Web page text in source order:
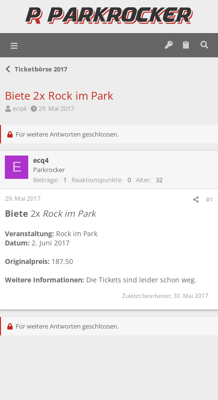
Ticketbörse 2017
Biete 2x Rock im Park
E
t
l
e
r
ecq4
E
t
l
t
a
m
29. Mai 2017
Für weitere Antworten geschlossen.
E ecq4
Parkrocker
Beiträge
1 Reaktionspunkte 0 Alter 32
29. Mai 2017 #1
Biete 2x Rock im Park
Veranstaltung: Rock im Park
Datum: 2. Juni 2017
Originalpreis: 187,50
Weitere Informationen: Die Tickets sind leider schon weg.
Zuletzt bearbeitet: 30. Mai 2017
Für weitere Antworten geschlossen.